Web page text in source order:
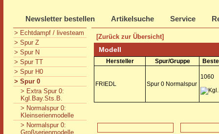
Newsletter bestellen Artikelsuche Service
> Echtdampf / livesteam
> Spur Z
> Spur N
> Spur TT
> Spur H0
> Spur 0
> Extra Spur 0:
Kgl.Bay.Sts.B.
> Normalspur 0:
Kleinserienmodelle
> Normalspur 0:
Großserienmodelle
[Zurück zur Übersicht]
Modell
Hersteller Spur/Gruppe
FRIEDL Spur 0 Normalspur
1060